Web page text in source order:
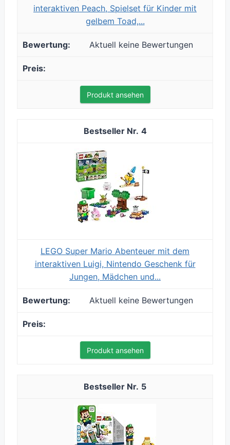
interaktiven Peach, Spielset für Kinder mit
gelbem Toad,...
Aktuell keine Bewertungen
Produkt ansehen
4
LEGO Super Mario Abenteuer mit dem
interaktiven Luigi, Nintendo Geschenk für
Jungen, Mädchen und...
Aktuell keine Bewertungen
Produkt ansehen
5